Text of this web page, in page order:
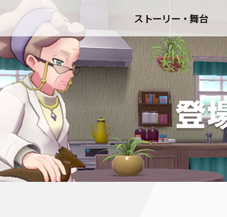
ストーリー・舞台